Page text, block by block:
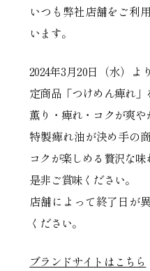
いつも弊社店舗をご利
います。
2024年3月20日（水）
定商品「つけめん痺れ」
薫り・痺れ・コクが爽や
特製痺れ油が決め手の
コクが楽しめる贅沢な味
是非ご賞味ください。
店舗によって終了日が
ください。
ブランドサイトはこちら